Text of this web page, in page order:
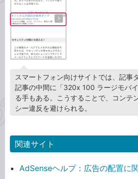
スマートフォン向けサイトでは、記事
記事の中間に「320x 100 ラージモバ
る手もある。こうすることで、コンテ
シー違反を避けられる。
関連サイト
AdSenseヘルプ：広告の配置に